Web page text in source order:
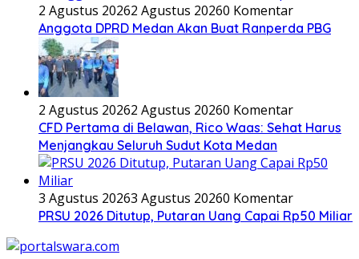
2 Agustus 20262 Agustus 20260 Komentar
Anggota DPRD Medan Akan Buat Ranperda PBG
2 Agustus 20262 Agustus 20260 Komentar
CFD Pertama di Belawan, Rico Waas: Sehat Harus
Menjangkau Seluruh Sudut Kota Medan
3 Agustus 20263 Agustus 20260 Komentar
PRSU 2026 Ditutup, Putaran Uang Capai Rp50 Miliar